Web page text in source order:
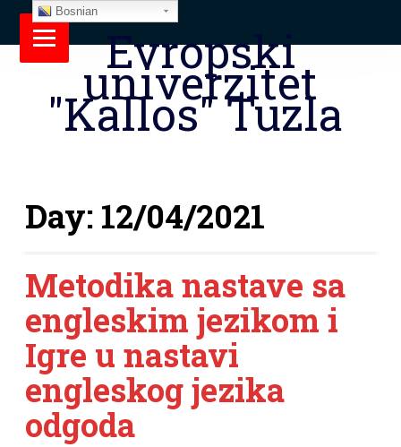
Evropski
univerzitet
"Kallos" Tuzla
Day: 12/04/2021
Metodika nastave sa
engleskim jezikom i
Igre u nastavi
engleskog jezika
odgoda
Bosnian